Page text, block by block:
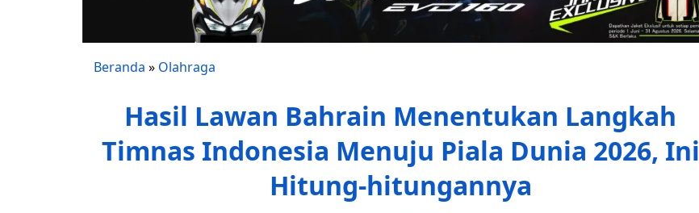
Beranda » Olahraga
Hasil Lawan Bahrain Menentukan Langkah
Timnas Indonesia Menuju Piala Dunia 2026, Ini
Hitung-hitungannya